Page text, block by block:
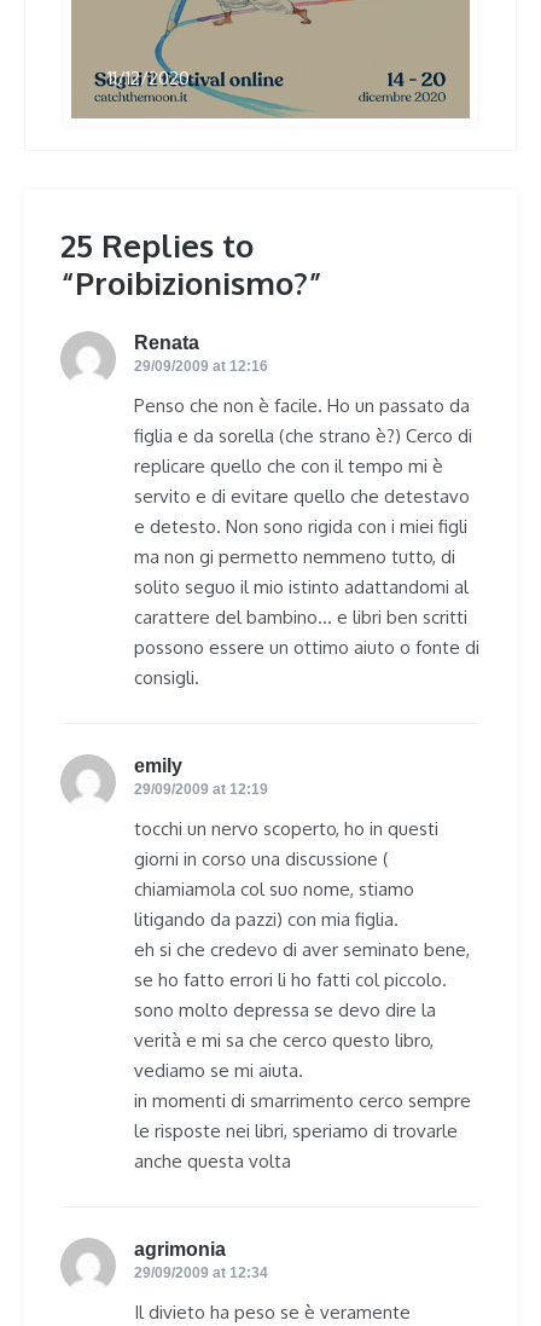
11/12/2020
25 Replies to
“Proibizionismo?”
Renata
29/09/2009 at 12:16
Penso che non è facile. Ho un passato da
figlia e da sorella (che strano è?) Cerco di
replicare quello che con il tempo mi è
servito e di evitare quello che detestavo
e detesto. Non sono rigida con i miei figli
ma non gi permetto nemmeno tutto, di
solito seguo il mio istinto adattandomi al
carattere del bambino… e libri ben scritti
possono essere un ottimo aiuto o fonte di
consigli.
emily
29/09/2009 at 12:19
tocchi un nervo scoperto, ho in questi
giorni in corso una discussione (
chiamiamola col suo nome, stiamo
litigando da pazzi) con mia figlia.
eh si che credevo di aver seminato bene,
se ho fatto errori li ho fatti col piccolo.
sono molto depressa se devo dire la
verità e mi sa che cerco questo libro,
vediamo se mi aiuta.
in momenti di smarrimento cerco sempre
le risposte nei libri, speriamo di trovarle
anche questa volta
agrimonia
29/09/2009 at 12:34
Il divieto ha peso se è veramente